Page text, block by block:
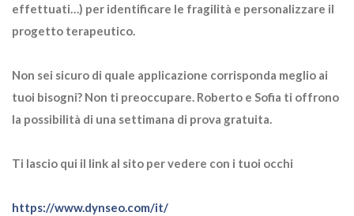
effettuati…) per identificare le fragilità e personalizzare il
progetto terapeutico.
Non sei sicuro di quale applicazione corrisponda meglio ai
tuoi bisogni? Non ti preoccupare. Roberto e Sofia ti offrono
la possibilità di una settimana di prova gratuita.
Ti lascio qui il link al sito per vedere con i tuoi occhi
https://www.dynseo.com/it/